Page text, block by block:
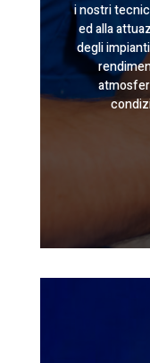
i nostri
ed alla
degli